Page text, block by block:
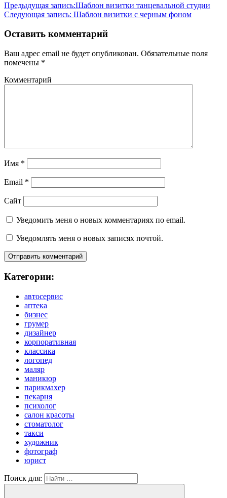
Предыдущая запись:Шаблон визитки танцевальной студии
Следующая запись: Шаблон визитки с черным фоном
Оставить комментарий
Ваш адрес email не будет опубликован. Обязательные поля
помечены *
Комментарий
Имя *
Email *
Сайт
Уведомить меня о новых комментариях по email.
Уведомлять меня о новых записях почтой.
Категории:
автосервис
аптека
бизнес
грумер
дизайнер
корпоративная
классика
логопед
маляр
маникюр
парикмахер
пекарня
психолог
салон красоты
стоматолог
такси
художник
фотограф
юрист
Поиск для: